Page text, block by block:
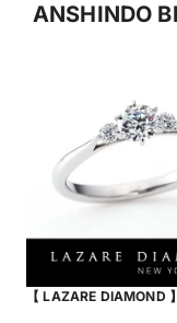
ANSHINDO
【 LAZARE DIAMOND